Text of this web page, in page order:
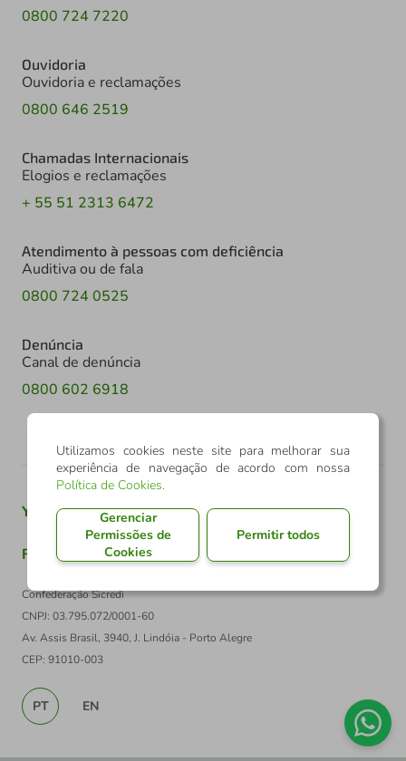
0800 724 7220
Ouvidoria
Ouvidoria e reclamações
0800 646 2519
Chamadas Internacionais
Elogios e reclamações
+ 55 51 2313 6472
Atendimento à pessoas com deficiência
Auditiva ou de fala
0800 724 0525
Denúncia
Canal de denúncia
0800 602 6918
Youtube Twitter Linkedin Instagram
Facebook TikTok
Confederação Sicredi
CNPJ: 03.795.072/0001-60
Av. Assis Brasil, 3940, J. Lindóia - Porto Alegre
CEP: 91010-003
PT EN
Utilizamos cookies neste site para melhorar sua
experiência de navegação de acordo com nossa
Política de Cookies.
Gerenciar
Permissões de
Cookies
Permitir todos